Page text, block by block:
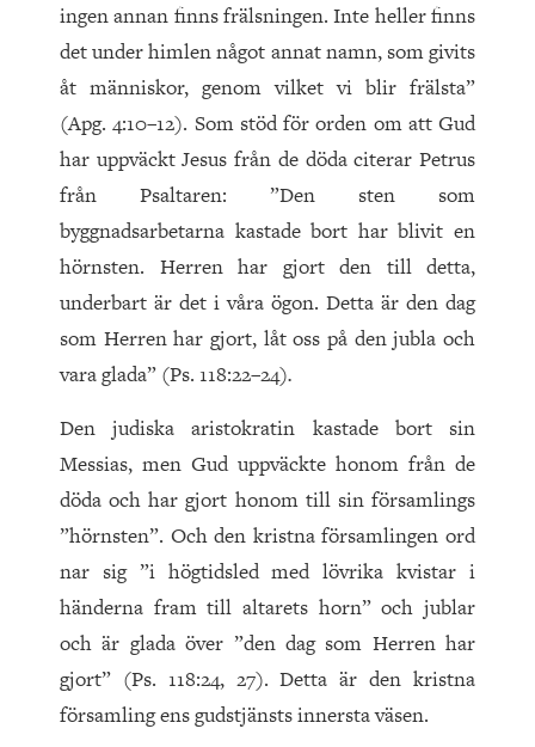
ingen annan finns frälsningen. Inte heller finns
det under himlen något annat namn, som givits
åt människor, genom vilket vi blir frälsta”
(Apg. 4:10–12). Som stöd för orden om att Gud
har uppväckt Jesus från de döda citerar Petrus
från Psaltaren: ”Den sten som
byggnadsarbetarna kastade bort har blivit en
hörnsten. Herren har gjort den till detta,
underbart är det i våra ögon. Detta är den dag
som Herren har gjort, låt oss på den jubla och
vara glada” (Ps. 118:22–24).
Den judiska aristokratin kastade bort sin
Messias, men Gud uppväckte honom från de
döda och har gjort honom till sin församlings
”hörnsten”. Och den kristna församlingen ord
nar sig ”i högtidsled med lövrika kvistar i
händerna fram till altarets horn” och jublar
och är glada över ”den dag som Herren har
gjort” (Ps. 118:24, 27). Detta är den kristna
församling ens gudstjänsts innersta väsen.